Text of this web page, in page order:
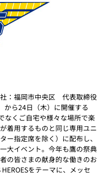
：福岡市中央区 代表取締役
から24日（木）に開催する
なくご自宅や様々な場所で楽
着用するものと同じ専用ユニ
ー指定席を除く）に配布し、
大イベント。今年も鷹の祭典
の皆さまの献身的な働きのお
をテーマに、メッセ